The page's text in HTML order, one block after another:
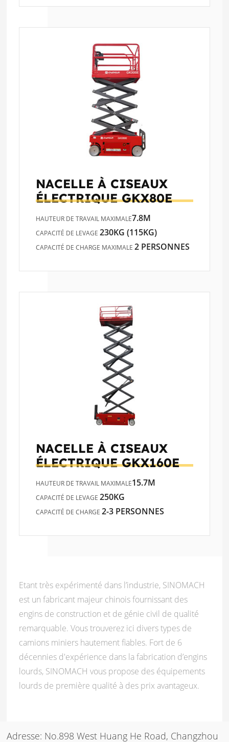
NACELLE À CISEAUX
ÉLECTRIQUEGKX80E
HAUTEUR DE TRAVAIL MAXIMALE7.8M
CAPACITÉ DE LEVAGE230KG (115KG)
CAPACITÉ DE CHARGE MAXIMALE2 PERSONNES
NACELLE À CISEAUX
ÉLECTRIQUEGKX160E
HAUTEUR DE TRAVAIL MAXIMALE15.7M
CAPACITÉ DE LEVAGE250KG
CAPACITÉ DE CHARGE2-3 PERSONNES
Etant très expérimenté dans l’industrie, SINOMACH
est un fabricant majeur chinois fournissant des
engins de construction et de génie civil de qualité
remarquable. Vous trouverez ici divers types de
camions miniers hautement fiables. Fort de 6
décennies d'expérience dans la fabrication d’engins
lourds, SINOMACH vous propose des équipements
lourds de première qualité à des prix avantageux.
Adresse: No.898 West Huang He Road, Changzhou